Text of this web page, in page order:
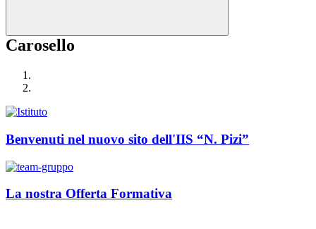
Carosello
Benvenuti nel nuovo sito dell'IIS “N. Pizi”
La nostra Offerta Formativa